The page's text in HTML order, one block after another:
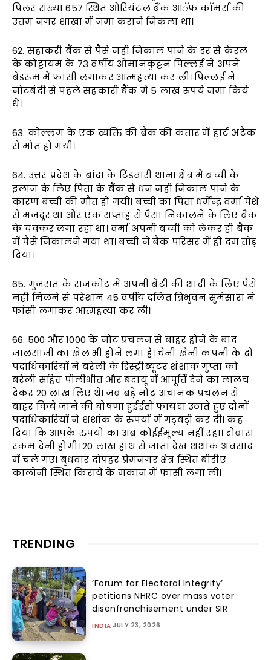
पिलर संख्या 657 स्थित ओरियंटल बैंक आॅफ काॅमर्स की
उत्तम नगर शाखा में जमा कराने निकला था।
62. सहाकरी बैंक से पैसे नही निकाल पाने के डर से केरल
के कोट्टायम के 73 वर्षीय ओमानकुट्टन पिल्लई ने अपने
बेडरूम में फांसी लगाकर आत्महत्या कर ली। पिल्लई ने
नोटबंदी से पहले सहकारी बैंक में 5 लाख रूपये जमा किये
थे।
63. कोल्लम के एक व्यक्ति की बैंक की कतार में हार्ट अटैक
से मौत हो गयी।
64. उत्तर प्रदेश के बांदा के टिंडवारी थाना क्षेत्र में बच्ची के
इलाज के लिए पिता के बैंक से धन नही निकाल पाने के
कारण बच्ची की मौत हो गयी। बच्ची का पिता धर्मेन्द्र वर्मा पेशे
से मजदूर था और एक सप्ताह से पैसा निकालने के लिए बैंक
के चक्कर लगा रहा था। वर्मा अपनी बच्ची को लेकर ही बैंक
में पैसे निकालने गया था। बच्ची ने बैंक परिसर में ही दम तोड़
दिया।
65. गुजरात के राजकोट में अपनी बेटी की शादी के लिए पैसे
नही मिलने से परेशान 45 वर्षीय दलित त्रिभुवन सुमेसारा ने
फांसी लगाकर आत्महत्या कर ली।
66. 500 और 1000 के नोट प्रचलन से बाहर होने के बाद
जालसाजी का खेल भी होने लगा है। चैनी खैनी कंपनी के दो
पदाधिकारियों ने बरेली के डिस्ट्रीब्यूटर शंशाक गुप्ता को
बरेली सहित पीलीभीत और बदायूं में आपूर्ति देने का लालच
देकर 20 लाख लिए थे। जब बड़े नोट अचानक प्रचलन से
बाहर किये जाने की घोषणा हुईईतो फायदा उठाते हुए दोनों
पदाधिकारियों ने शशांक के रुपयों में गड़बड़ी कर दी। कह
दिया कि आपके रुपयों का अब कोईईमूल्य नहीं रहा। दोबारा
रकम देनी होगी। 20 लाख हाथ से जाता देख शशांक अवसाद
में चले गए। बुधवार दोपहर प्रेमनगर क्षेत्र स्थित बीडीए
कालोनी स्थित किराये के मकान में फांसी लगा ली।
TRENDING
‘Forum for Electoral Integrity’
petitions NHRC over mass voter
disenfranchisement under SIR
INDIA JULY 23, 2026